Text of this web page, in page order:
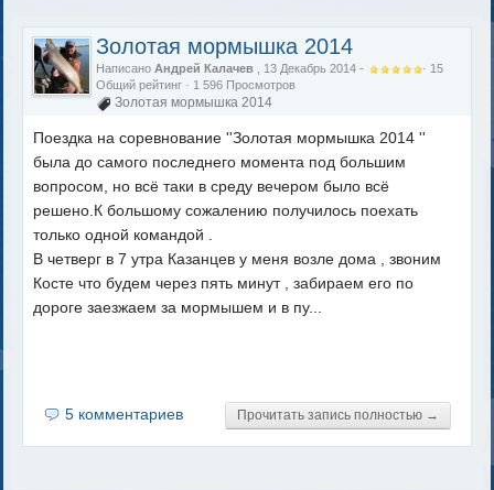
Золотая мормышка 2014
НаписаноАндрей Калачев , 13 Декабрь 2014 - · 15
Общий рейтинг · 1 596 Просмотров
Золотая мормышка 2014
Поездка на соревнование ''Золотая мормышка 2014 ''
была до самого последнего момента под большим
вопросом, но всё таки в среду вечером было всё
решено.К большому сожалению получилось поехать
только одной командой .
В четверг в 7 утра Казанцев у меня возле дома , звоним
Косте что будем через пять минут , забираем его по
дороге заезжаем за мормышем и в пу...
Прочитать запись полностью →
5 комментариев